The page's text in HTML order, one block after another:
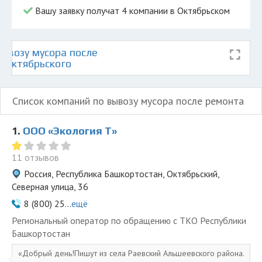
Вашу заявку получат 4 компании в Октябрьском
мусора после
Список компаний по вывозу мусора после ремонта
1. ООО «Экология Т»
11 отзывов
Россия, Республика Башкортостан, Октябрьский,
Северная улица, 36
8 (800) 25...ещё
Региональный оператор по обращению с ТКО Республики
Башкортостан
Добрый день!Пишут из села Раевский Альшеевского района.